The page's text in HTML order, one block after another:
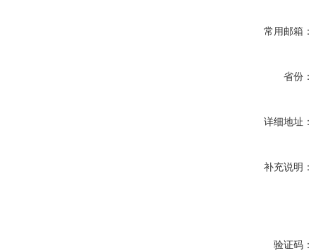
常用邮箱：
省份：
详细地址：
补充说明：
验证码：